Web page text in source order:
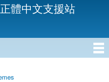
體中文支援站